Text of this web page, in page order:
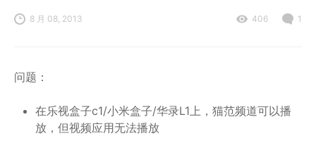
8 月 08, 2013 406 1
问题：
在乐视盒子c1/小米盒子/华录L1上，猫范频道可以播
放，但视频应用无法播放